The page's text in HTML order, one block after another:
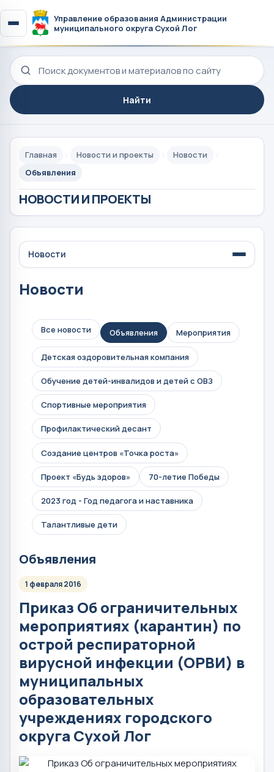
Управление образования Администрации
муниципального округа Сухой Лог
Поиск по сайту
Найти
Главная Новости и проекты
Новости
Объявления
НОВОСТИ И ПРОЕКТЫ
Новости
Новости
Все новости Объявления Мероприятия
Детская оздоровительная компания
Обучение детей-инвалидов и детей с ОВЗ
Спортивные мероприятия
Профилактический десант
Создание центров «Точка роста»
Проект «Будь здоров» 70-летие Победы
2023 год - Год педагога и наставника
Талантливые дети
Объявления
1 февраля 2016
Приказ Об ограничительных
мероприятиях (карантин) по
острой респираторной
вирусной инфекции (ОРВИ) в
муниципальных
образовательных
учреждениях городского
округа Сухой Лог